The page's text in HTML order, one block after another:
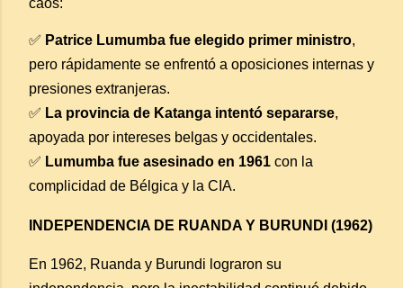
caos:
✅ Patrice Lumumba fue elegido primer ministro,
pero rápidamente se enfrentó a oposiciones internas y
presiones extranjeras.
✅ La provincia de Katanga intentó separarse,
apoyada por intereses belgas y occidentales.
✅ Lumumba fue asesinado en 1961 con la
complicidad de Bélgica y la CIA.
INDEPENDENCIA DE RUANDA Y BURUNDI (1962)
En 1962, Ruanda y Burundi lograron su